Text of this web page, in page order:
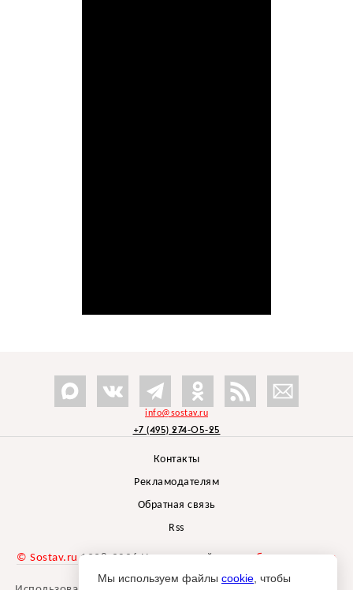
info@sostav.ru
+7 (495) 274-05-25
Контакты
Рекламодателям
Обратная связь
Rss
© Sostav.ru 1998-2026 Независимый проектбрендингового
агентства Depot
Мы используем файлы cookie , чтобы